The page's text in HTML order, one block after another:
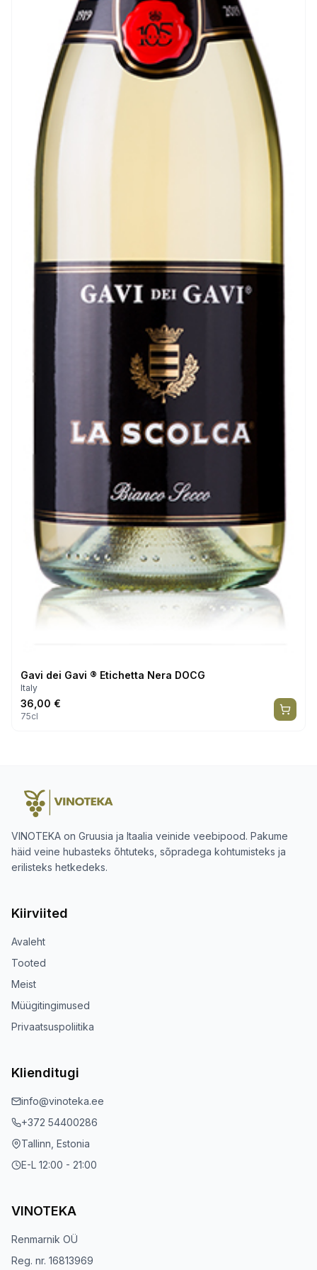
Gavi dei Gavi ® Etichetta Nera DOCG
Italy
36,00 €
75cl
VINOTEKA on Gruusia ja Itaalia veinide veebipood. Pakume
häid veine hubasteks õhtuteks, sõpradega kohtumisteks ja
erilisteks hetkedeks.
Kiirviited
Avaleht
Tooted
Meist
Müügitingimused
Privaatsuspoliitika
Klienditugi
info@vinoteka.ee
+372 54400286
Tallinn, Estonia
E-L 12:00 - 21:00
VINOTEKA
Renmarnik OÜ
Reg. nr. 16813969